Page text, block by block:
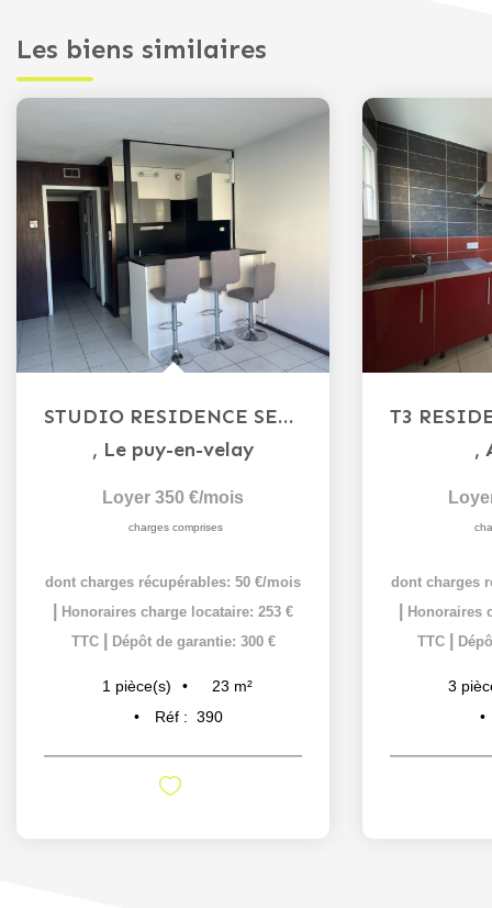
Les biens similaires
STUDIO RESIDENCE SECURISEE - 23m² Le Puy
, Le puy-en-velay
Loyer 350 €/mois
charges comprises
dont charges récupérables: 50 €/mois
Honoraires charge locataire: 253 €
TTC
Dépôt de garantie: 300 €
1 pièce(s) 23 m²
Réf : 390
,
dont charges
Honoraires
TTC
3